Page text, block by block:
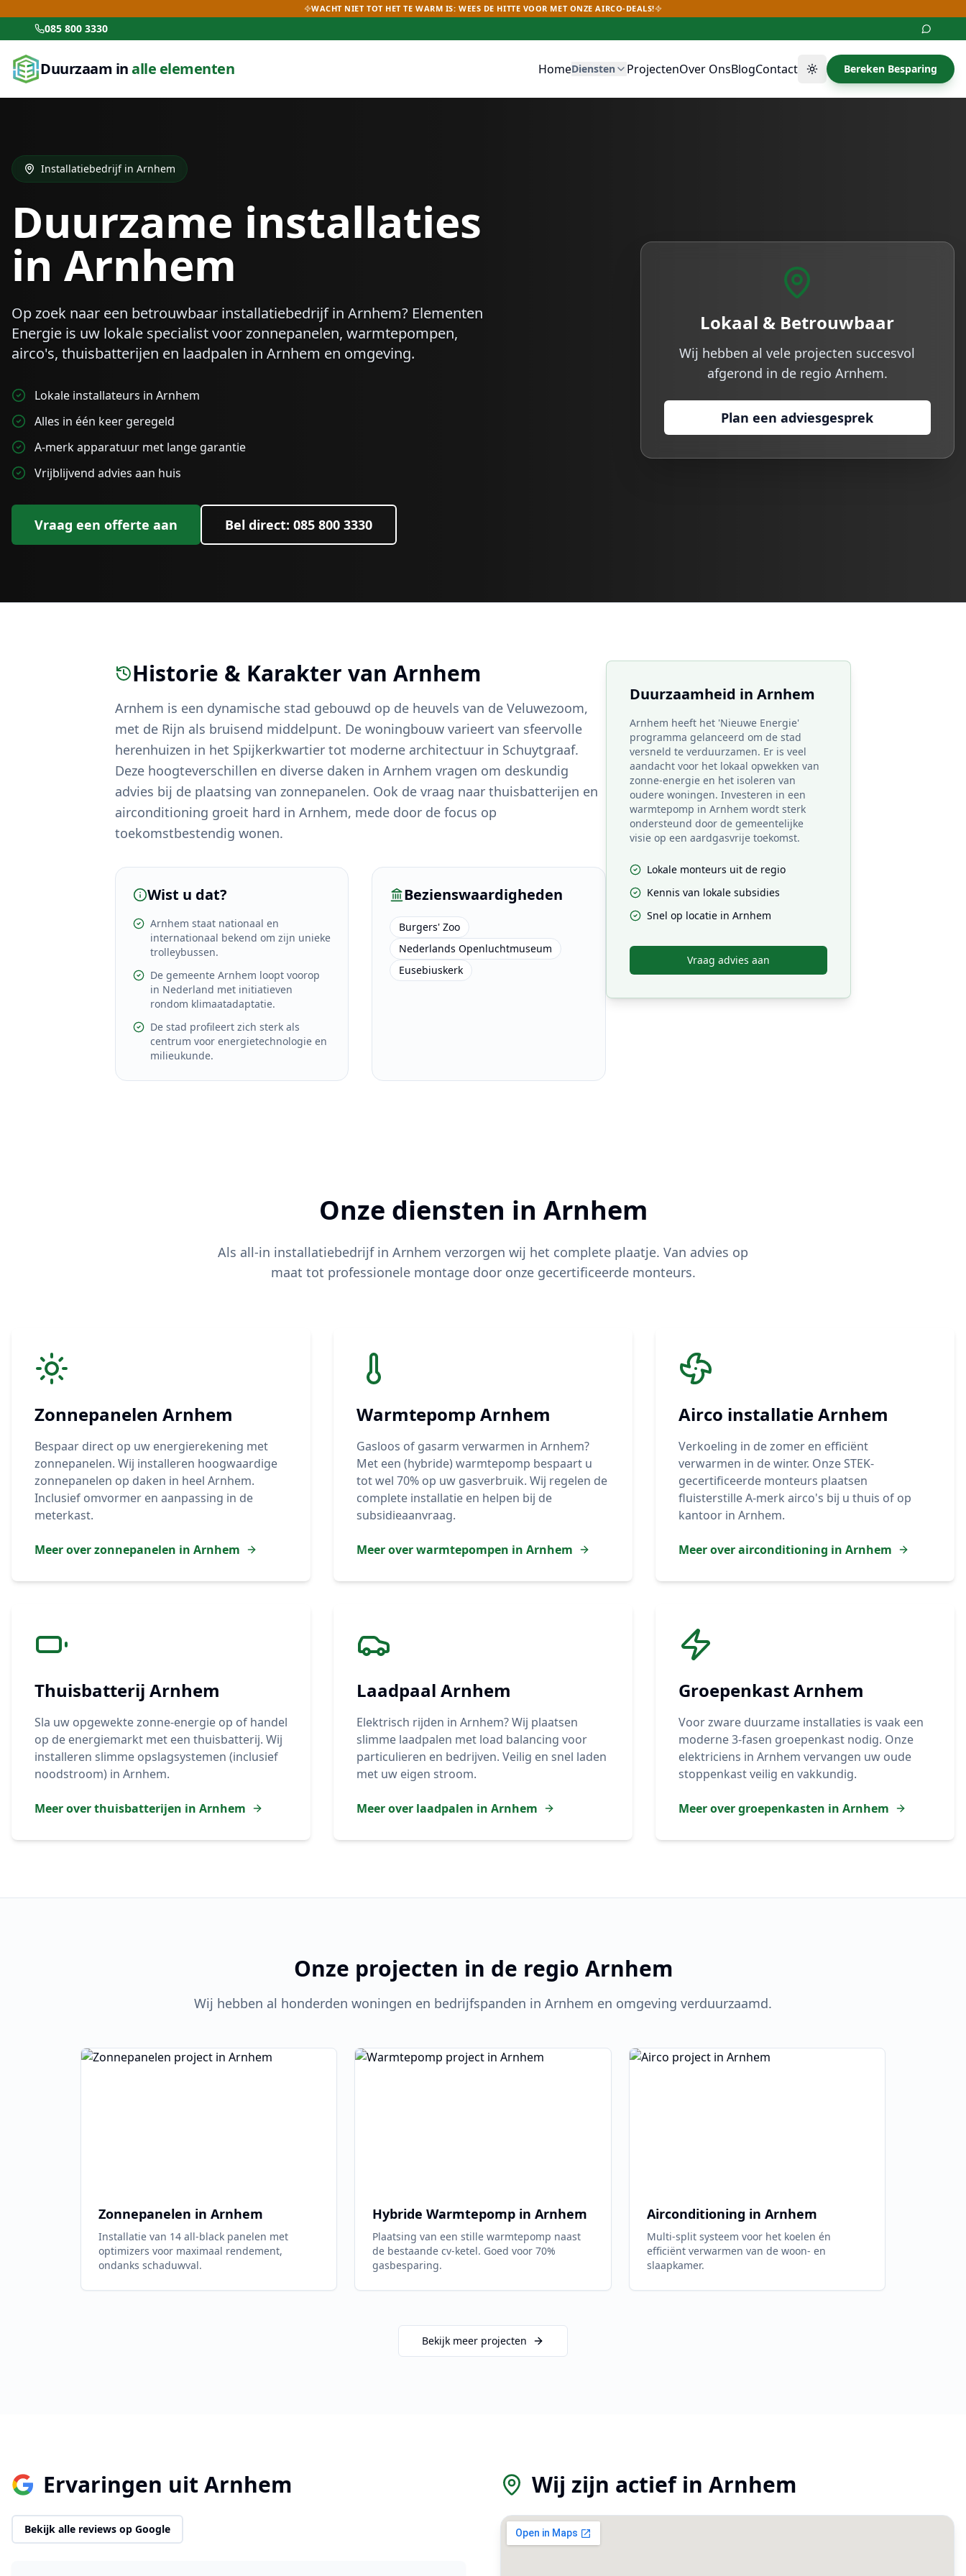
WACHT NIET TOT HET TE WARM IS: WEES DE HITTE VOOR MET ONZE AIRCO-DEALS!
085 800 3330
Duurzaam inalle elementen HomeDiensten ProjectenOver OnsBlogContact Thema wisselen
Bereken Besparing
Installatiebedrijf in Arnhem
Duurzame installaties
in Arnhem
Op zoek naar een betrouwbaar installatiebedrijf in Arnhem? Elementen
Energie is uw lokale specialist voor zonnepanelen, warmtepompen,
airco's, thuisbatterijen en laadpalen in Arnhem en omgeving.
Lokale installateurs in Arnhem
Alles in één keer geregeld
A-merk apparatuur met lange garantie
Vrijblijvend advies aan huis
Vraag een offerte aan Bel direct: 085 800 3330
Lokaal & Betrouwbaar
Wij hebben al vele projecten succesvol
afgerond in de regio Arnhem.
Plan een adviesgesprek
Historie & Karakter van Arnhem
Arnhem is een dynamische stad gebouwd op de heuvels van de Veluwezoom,
met de Rijn als bruisend middelpunt. De woningbouw varieert van sfeervolle
herenhuizen in het Spijkerkwartier tot moderne architectuur in Schuytgraaf.
Deze hoogteverschillen en diverse daken in Arnhem vragen om deskundig
advies bij de plaatsing van zonnepanelen. Ook de vraag naar thuisbatterijen en
airconditioning groeit hard in Arnhem, mede door de focus op
toekomstbestendig wonen.
Wist u dat?
Arnhem staat nationaal en
internationaal bekend om zijn unieke
trolleybussen.
De gemeente Arnhem loopt voorop
in Nederland met initiatieven
rondom klimaatadaptatie.
De stad profileert zich sterk als
centrum voor energietechnologie en
milieukunde.
Bezienswaardigheden
Burgers' Zoo
Nederlands Openluchtmuseum
Eusebiuskerk
Duurzaamheid in Arnhem
Arnhem heeft het 'Nieuwe Energie'
programma gelanceerd om de stad
versneld te verduurzamen. Er is veel
aandacht voor het lokaal opwekken van
zonne-energie en het isoleren van
oudere woningen. Investeren in een
warmtepomp in Arnhem wordt sterk
ondersteund door de gemeentelijke
visie op een aardgasvrije toekomst.
Lokale monteurs uit de regio
Kennis van lokale subsidies
Snel op locatie in Arnhem
Vraag advies aan
Onze diensten in Arnhem
Als all-in installatiebedrijf in Arnhem verzorgen wij het complete plaatje. Van advies op
maat tot professionele montage door onze gecertificeerde monteurs.
Zonnepanelen Arnhem
Bespaar direct op uw energierekening met
zonnepanelen. Wij installeren hoogwaardige
zonnepanelen op daken in heel Arnhem.
Inclusief omvormer en aanpassing in de
meterkast.
Meer over zonnepanelen in Arnhem
WarmtepompArnhem
Gasloos of gasarm verwarmen in Arnhem?
Met een (hybride) warmtepomp bespaart u
tot wel 70% op uw gasverbruik. Wij regelen de
complete installatie en helpen bij de
subsidieaanvraag.
Meer over warmtepompen in Arnhem
Airco installatieArnhem
Verkoeling in de zomer en efficiënt
verwarmen in de winter. Onze STEK-
gecertificeerde monteurs plaatsen
fluisterstille A-merk airco's bij u thuis of op
kantoor in Arnhem.
Meer over airconditioning in Arnhem
Thuisbatterij Arnhem
Sla uw opgewekte zonne-energie op of handel
op de energiemarkt met een thuisbatterij. Wij
installeren slimme opslagsystemen (inclusief
noodstroom) in Arnhem.
Meer over thuisbatterijen in Arnhem
Laadpaal Arnhem
Elektrisch rijden in Arnhem? Wij plaatsen
slimme laadpalen met load balancing voor
particulieren en bedrijven. Veilig en snel laden
met uw eigen stroom.
Meer over laadpalen in Arnhem
GroepenkastArnhem
Voor zware duurzame installaties is vaak een
moderne 3-fasen groepenkast nodig. Onze
elektriciens in Arnhem vervangen uw oude
stoppenkast veilig en vakkundig.
Meer over groepenkasten in Arnhem
Onze projecten in de regio Arnhem
Wij hebben al honderden woningen en bedrijfspanden in Arnhem en omgeving verduurzaamd.
Zonnepanelen in Arnhem
Installatie van 14 all-black panelen met
optimizers voor maximaal rendement,
ondanks schaduwval.
Hybride Warmtepomp inArnhem
Plaatsing van een stille warmtepomp naast
de bestaande cv-ketel. Goed voor 70%
gasbesparing.
Airconditioning in Arnhem
Multi-split systeem voor het koelen én
efficiënt verwarmen van de woon- en
slaapkamer.
Bekijk meer projecten
Ervaringen uit Arnhem
Bekijk alle reviews op Google
Wij zijn actief in Arnhem